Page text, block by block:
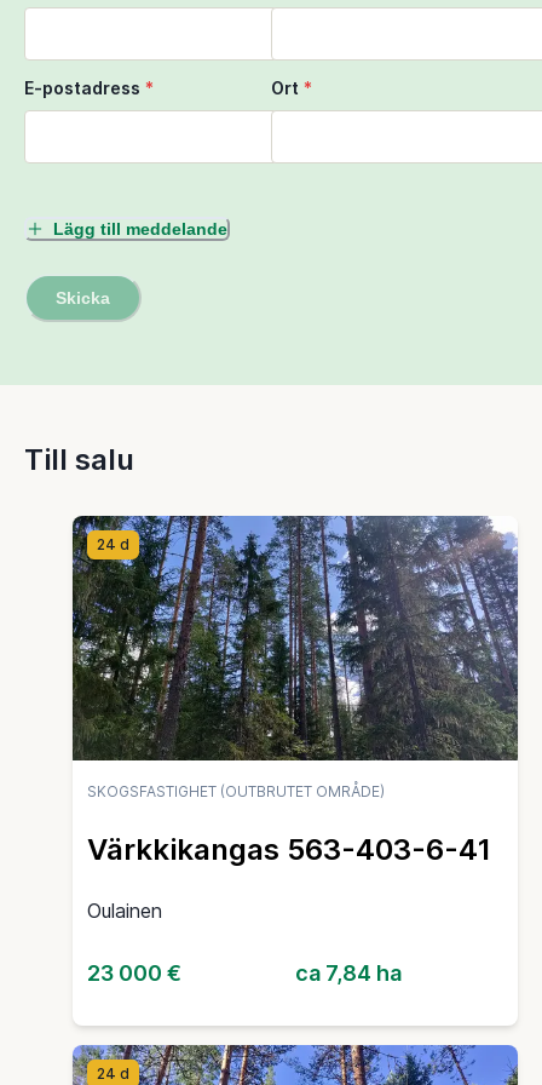
E-postadress * Ort *
Lägg till meddelande
Skicka
Till salu
24 d
SKOGSFASTIGHET (OUTBRUTET OMRÅDE)
Värkkikangas 563-403-6-41
Oulainen
23 000 € ca 7,84 ha
24 d